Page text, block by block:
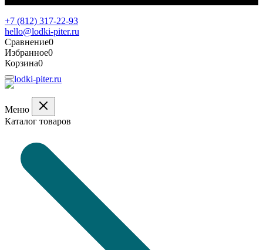
+7 (812) 317-22-93
hello@lodki-piter.ru
Сравнение0
Избранное0
Корзина0
Меню
Каталог товаров